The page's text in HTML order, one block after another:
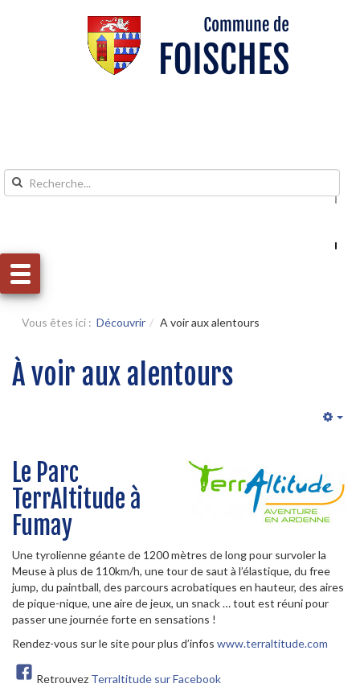
Aller au menu
Vous êtes ici : Découvrir A voir aux alentours
À voir aux alentours
Le Parc
TerrAltitude à
Fumay
Une tyrolienne géante de 1200 mètres de long pour survoler la
Meuse à plus de 110km/h, une tour de saut à l’élastique, du free
jump, du paintball, des parcours acrobatiques en hauteur, des aires
de pique-nique, une aire de jeux, un snack … tout est réuni pour
passer une journée forte en sensations !
Rendez-vous sur le site pour plus d’infos www.terraltitude.com
Retrouvez Terraltitude sur Facebook